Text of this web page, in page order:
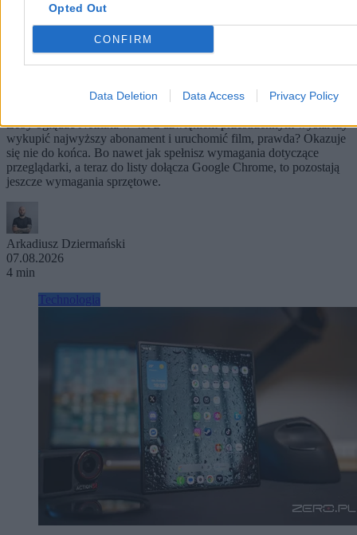
Opted Out
CONFIRM
Data Deletion Data Access Privacy Policy
tym rytuale brakuje tylko złożenia ofiary
Żeby oglądać Netflixa w 4K z dźwiękiem przestrzennym wystarczy
wykupić najwyższy abonament i uruchomić film, prawda? Okazuje
się nie do końca. Bo nawet jak spełnisz wymagania dotyczące
przeglądarki, a teraz do listy dołącza Google Chrome, to pozostają
jeszcze wymagania sprzętowe.
Arkadiusz Dziermański
07.08.2026
4 min
Technologia